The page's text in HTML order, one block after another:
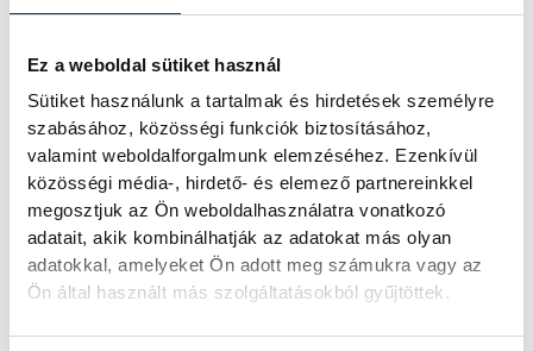
Ez a weboldal sütiket használ
Sütiket használunk a tartalmak és hirdetések személyre
szabásához, közösségi funkciók biztosításához,
valamint weboldalforgalmunk elemzéséhez. Ezenkívül
közösségi média-, hirdető- és elemező partnereinkkel
megosztjuk az Ön weboldalhasználatra vonatkozó
adatait, akik kombinálhatják az adatokat más olyan
adatokkal, amelyeket Ön adott meg számukra vagy az
Ön által használt más szolgáltatásokból gyűjtöttek.